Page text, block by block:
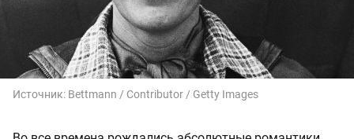
Источник: Bettmann / Contributor / Getty Images